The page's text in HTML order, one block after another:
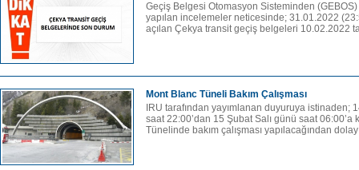
Geçiş Belgesi Otomasyon Sisteminden
yapılan incelemeler neticesinde; 31.01.2022
açılan Çekya transit geçiş belgeleri 10.02.2022
Mont Blanc Tüneli Bakım Çalışması
IRU tarafından yayımlanan duyuruya istinaden;
saat 22:00’dan 15 Şubat Salı günü saat 06:00’a
Tünelinde bakım çalışması yapılacağından